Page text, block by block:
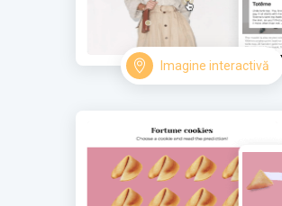
Imagine interactivă